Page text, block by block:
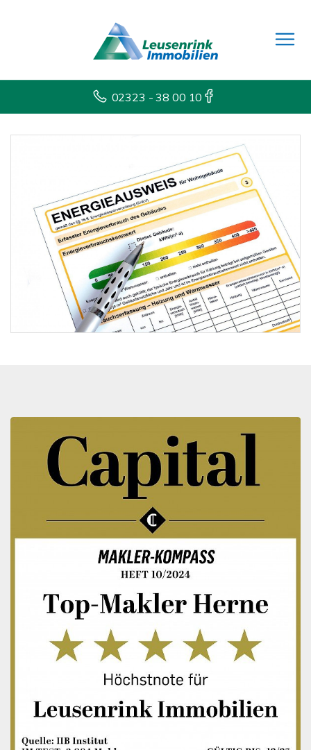
02323 - 38 00 10